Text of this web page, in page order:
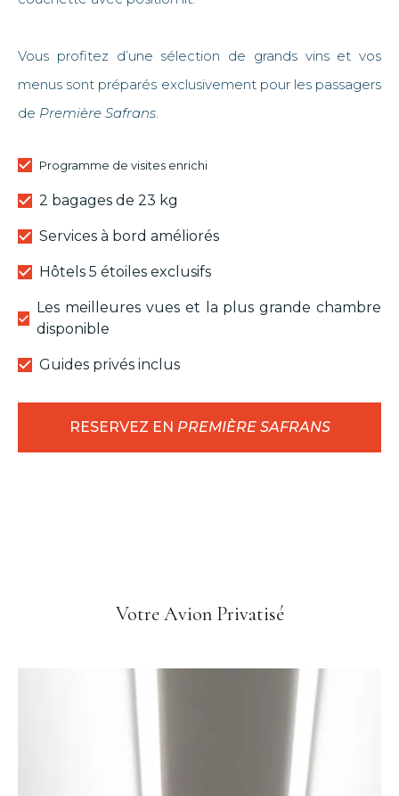
Vous profitez d’une sélection de grands vins et vos
menus sont préparés exclusivement pour les passagers
de Première Safrans.
Programme de visites enrichi
2 bagages de 23 kg
Services à bord améliorés
Hôtels 5 étoiles exclusifs
Les meilleures vues et la plus grande chambre
disponible
Guides privés inclus
RESERVEZ EN PREMIÈRE SAFRANS
Votre Avion Privatisé